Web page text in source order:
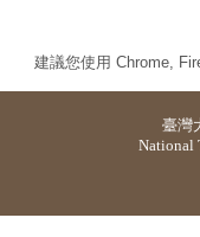
建議您使用 Chrome,
臺灣
National